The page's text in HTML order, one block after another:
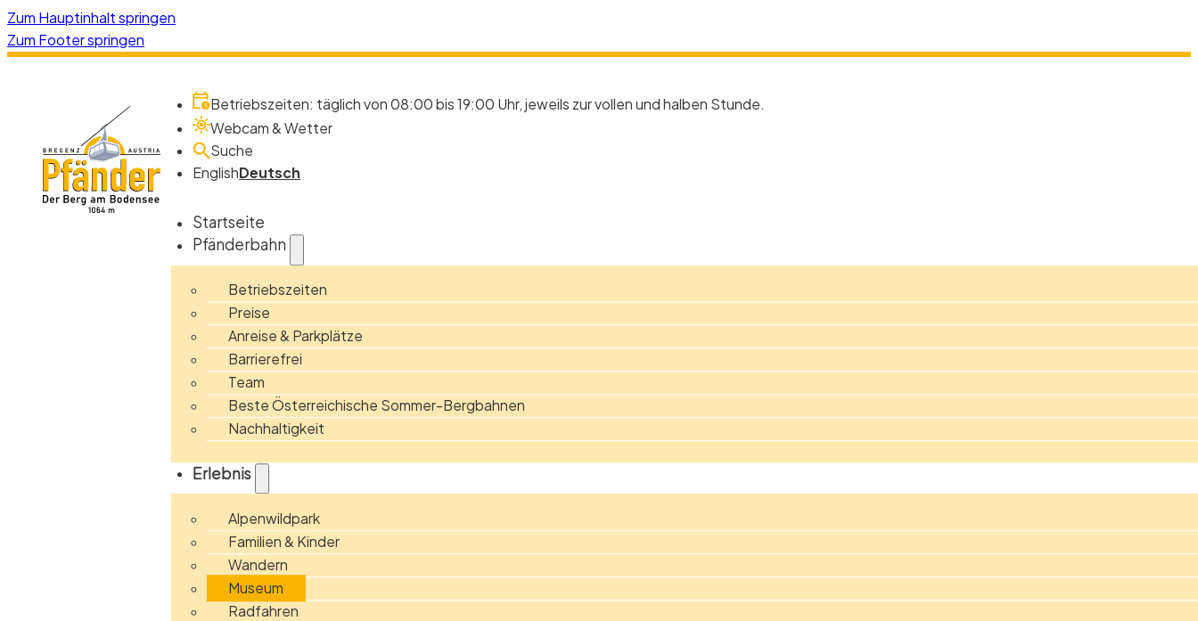
Zum Hauptinhalt springen
Zum Footer springen
Betriebszeiten: täglich von 08:00 bis 19:00 Uhr, jeweils zur vollen und halben Stunde.
Webcam & Wetter
Suche
EnglishDeutsch
Startseite
Pfänderbahn
Betriebszeiten
Preise
Anreise & Parkplätze
Barrierefrei
Team
Beste Österreichische Sommer-Bergbahnen
Nachhaltigkeit
Erlebnis
Alpenwildpark
Familien & Kinder
Wandern
Museum
Radfahren